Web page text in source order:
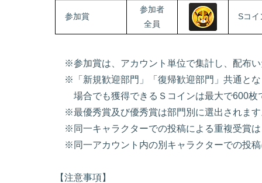
参加賞
参加者
全員
Sコイ
※参加賞は、アカウント単位で集計し、配布い
※「新規歓迎部門」「復帰歓迎部門」共通と
場合でも獲得できるＳコインは最大で600枚
※最優秀賞及び優秀賞は部門別に選出されま
※同一キャラクターでの投稿による重複受賞は
※同一アカウント内の別キャラクターでの投
【注意事項】